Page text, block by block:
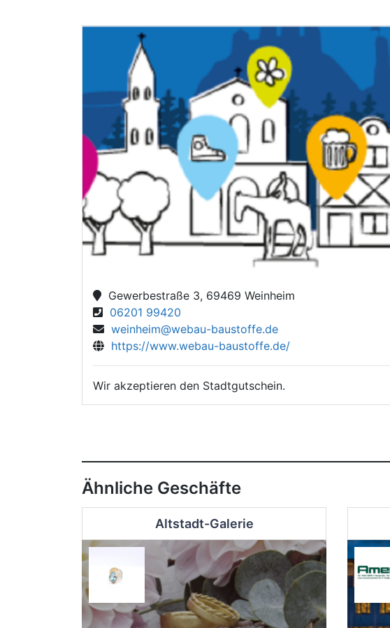
Gewerbestraße 3, 69469 Weinheim
06201 99420
weinheim@webau-baustoffe.de
https://www.webau-baustoffe.de/
Wir akzeptieren den Stadtgutschein.
Ähnliche Geschäfte
Altstadt-Galerie